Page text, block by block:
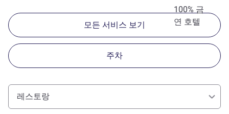
100% 금
연 호텔
모든 서비스 보기
주차
레스토랑